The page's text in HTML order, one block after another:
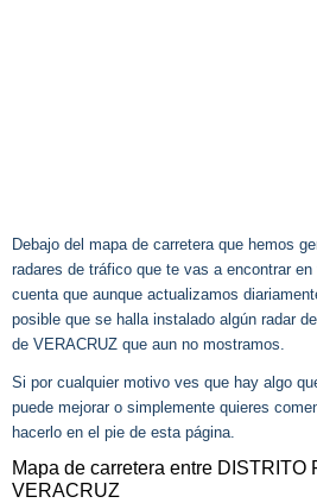
Debajo del mapa de carretera que hemos
radares de tráfico que te vas a encontrar
cuenta que aunque actualizamos
posible que se halla instalado algún radar
de VERACRUZ que aun no mostramos.
Si por cualquier motivo ves que hay algo
puede mejorar o simplemente quieres
hacerlo en el pie de esta página.
Mapa de carretera entre DISTRITO
VERACRUZ